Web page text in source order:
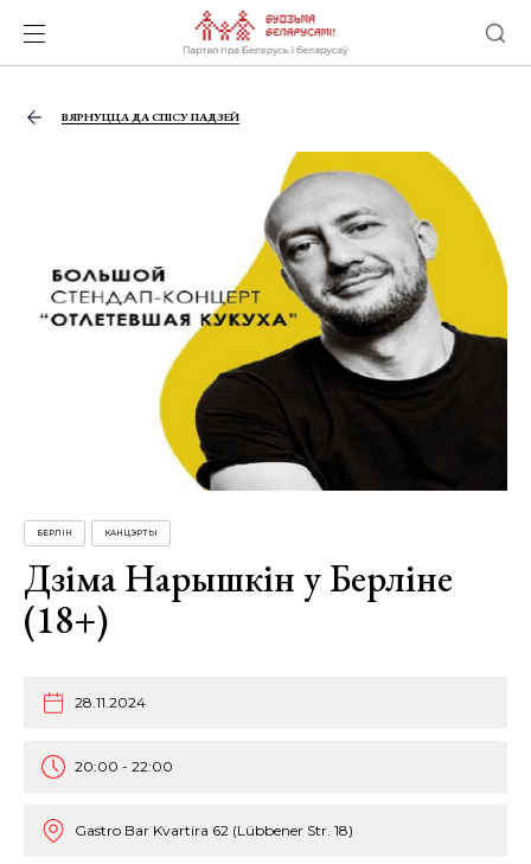
ВЯРНУЦЦА ДА СПІСУ ПАДЗЕЙ
БЕРЛІН КАНЦЭРТЫ
Дзіма Нарышкін у Берліне
(18+)
28.11.2024
20:00 - 22:00
Gastro Bar Kvartira 62 (Lübbener Str. 18)